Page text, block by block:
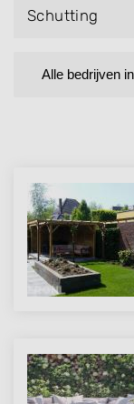
Schutting
Alle bedrijven